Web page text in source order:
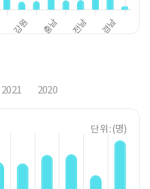
2021 2020
단위 : (명)